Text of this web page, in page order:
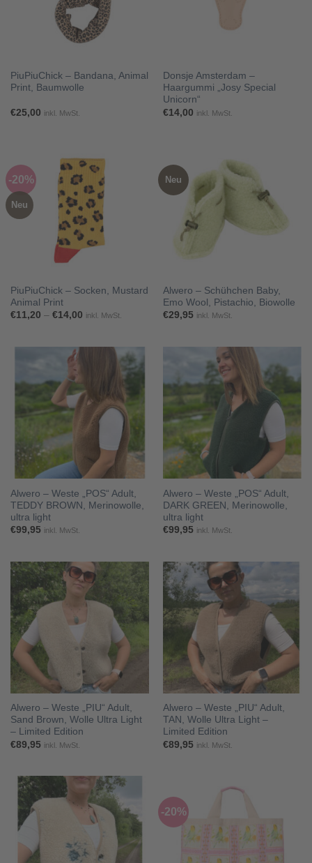
PiuPiuChick – Bandana, Animal
Print, Baumwolle
€25,00 inkl. MwSt.
Donsje Amsterdam –
Haargummi „Josy Special
Unicorn“
€14,00 inkl. MwSt.
-20%
Neu
PiuPiuChick – Socken, Mustard
Animal Print
€11,20 – €14,00Preisspanne:
inkl. MwSt.
Neu
Alwero – Schühchen Baby,
Emo Wool, Pistachio, Biowolle
€29,95 inkl. MwSt.
Alwero – Weste „POS“ Adult,
TEDDY BROWN, Merinowolle,
ultra light
€99,95 inkl. MwSt.
Alwero – Weste „POS“ Adult,
DARK GREEN, Merinowolle,
ultra light
€99,95 inkl. MwSt.
Alwero – Weste „PIU“ Adult,
Sand Brown, Wolle Ultra Light
– Limited Edition
€89,95 inkl. MwSt.
Alwero – Weste „PIU“ Adult,
TAN, Wolle Ultra Light –
Limited Edition
€89,95 inkl. MwSt.
-20%